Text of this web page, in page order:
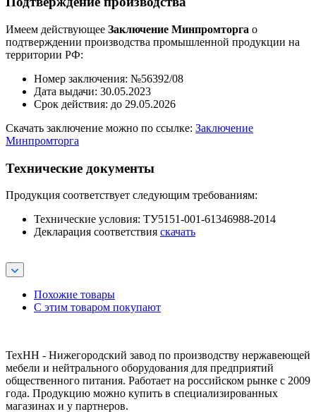
Имеем действующее Заключение Минпромторга о
подтверждении производства промышленной продукции на
территории РФ:
Номер заключения: №56392/08
Дата выдачи: 30.05.2023
Срок действия: до 29.05.2026
Скачать заключение можно по ссылке: Заключение
Минпромторга
Технические документы
Продукция соответствует следующим требованиям:
Технические условия: ТУ5151-001-61346988-2014
Декларация соответствия скачать
Похожие товары
С этим товаром покупают
ТехНН - Нижегородский завод по производству нержавеющей
мебели и нейтрального оборудования для предприятий
общественного питания. Работает на российском рынке с 2009
года. Продукцию можно купить в специализированных
магазинах и у партнеров.